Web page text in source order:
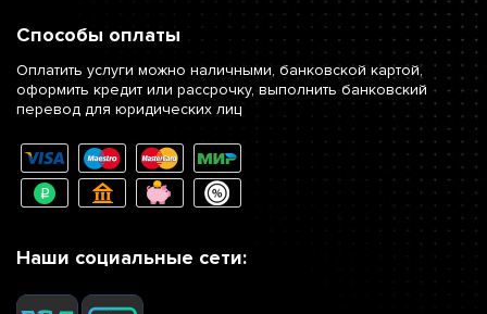
Способы оплаты
Оплатить услуги можно наличными, банковской картой,
оформить кредит или рассрочку, выполнить банковский
перевод для юридических лиц
Наши социальные сети: